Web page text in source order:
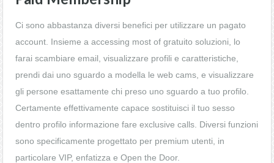
Ci sono abbastanza diversi benefici per utilizzare un pagato
account. Insieme a accessing most of gratuito soluzioni, lo
farai scambiare email, visualizzare profili e caratteristiche,
prendi dai uno sguardo a modella le web cams, e visualizzare
gli persone esattamente chi preso uno sguardo a tuo profilo.
Certamente effettivamente capace sostituisci il tuo sesso
dentro profilo informazione fare exclusive calls. Diversi funzioni
sono specificamente progettato per premium utenti, in
particolare VIP, enfatizza e Open the Door.